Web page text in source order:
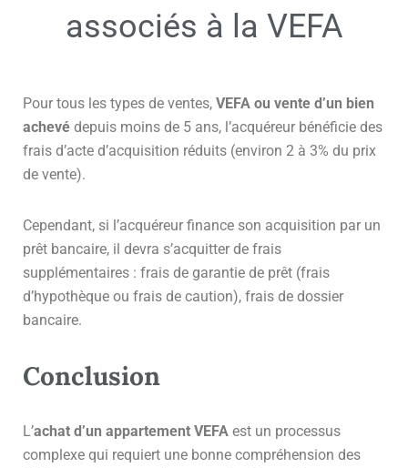
associés à la VEFA
Pour tous les types de ventes, VEFA ou vente d’un bien
achevé depuis moins de 5 ans, l’acquéreur bénéficie des
frais d’acte d’acquisition réduits (environ 2 à 3% du prix
de vente).
Cependant, si l’acquéreur finance son acquisition par un
prêt bancaire, il devra s’acquitter de frais
supplémentaires : frais de garantie de prêt (frais
d’hypothèque ou frais de caution), frais de dossier
bancaire.
Conclusion
L’achat d’un appartement VEFA est un processus
complexe qui requiert une bonne compréhension des